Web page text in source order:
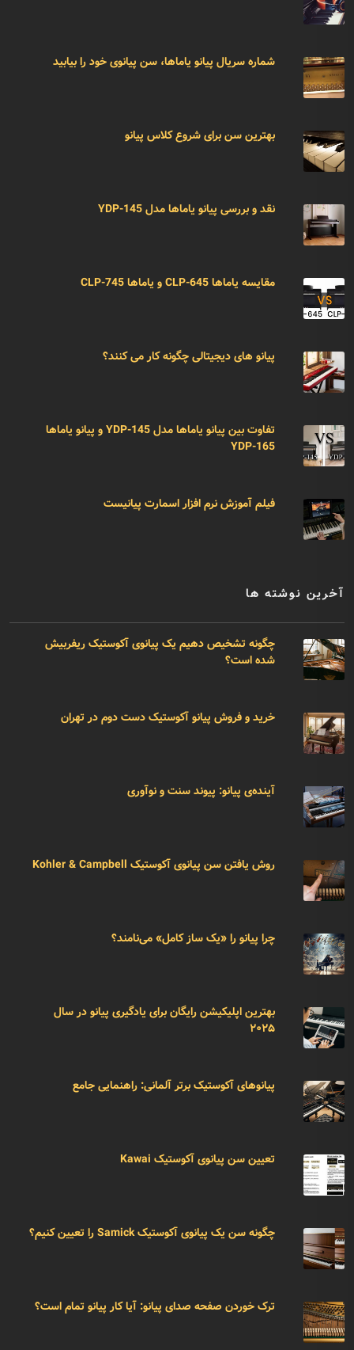
شماره سریال پیانو یاماها، سن پیانوی خود را بیابید
بهترین سن برای شروع کلاس پیانو
نقد و بررسی پیانو یاماها مدل YDP-145
مقایسه یاماها CLP-645 و یاماها CLP-745
پیانو های دیجیتالی چگونه کار می کنند؟
تفاوت بین پیانو یاماها مدل YDP-145 و پیانو یاماها
YDP-165
فیلم آموزش نرم افزار اسمارت پیانیست
آخرین نوشته ها
چگونه تشخیص دهیم یک پیانوی آکوستیک ریفربیش
شده است؟
خرید و فروش پیانو آکوستیک دست دوم در تهران
آینده‌ی پیانو: پیوند سنت و نوآوری
روش یافتن سن پیانوی آکوستیک Kohler & Campbell
چرا پیانو را «یک ساز کامل» می‌نامند؟
بهترین اپلیکیشن رایگان برای یادگیری پیانو در سال
۲۰۲۵
پیانوهای آکوستیک برتر آلمانی: راهنمایی جامع
تعیین سن پیانوی آکوستیک Kawai
چگونه سن یک پیانوی آکوستیک Samick را تعیین کنیم؟
ترک خوردن صفحه صدای پیانو: آیا کار پیانو تمام است؟